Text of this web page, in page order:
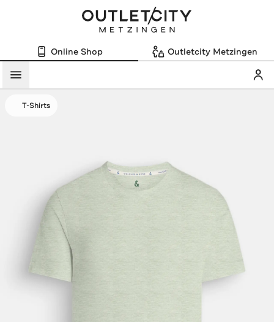
Online Shop Outletcity Metzingen
Menü
T-Shirts